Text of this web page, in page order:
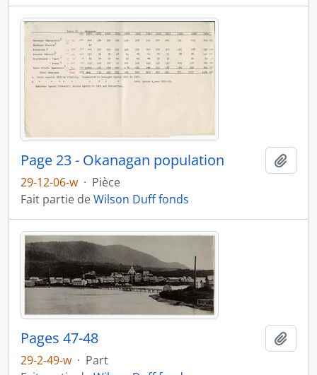
Page 23 - Okanagan population
29-12-06-w · Pièce
Fait partie deWilson Duff fonds
Pages 47-48
29-2-49-w · Part